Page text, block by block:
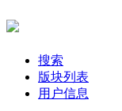
搜索
版块列表
用户信息